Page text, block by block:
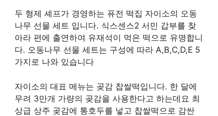
두 형제 셰프가 경영하는 퓨전 떡집 자이소의 오동
나무 선물 세트 입니다. 식스센스2 서민 갑부를 찾
아라 편에 출연하여 유재석이 먹은 떡으로 유명합니
다. 오동나무 선물 세트는 구성에 따라 A,B,C,D,E 5
가지로 나와 있습니다
자이소의 대표 메뉴는 곶감 찹쌀떡입니다. 한 달에
무려 3만개 가량의 곶감을 사용한다고 하는데요 최
상급 상주 곶감에 통호두를 넣고 찹쌀떡으로 감싼